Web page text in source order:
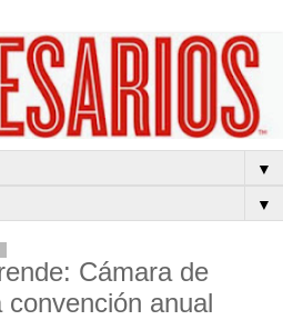
▼
▼
Cámara de
anual